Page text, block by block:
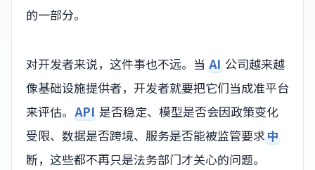
的一部分。
对开发者来说，这件事也不远。当 AI 公司越来越
像基础设施提供者，开发者就要把它们当成准平台
来评估。 API 是否稳定、模型是否会因政策变化
受限、数据是否跨境、服务是否能被监管要求中
断，这些都不再只是法务部门才关心的问题。